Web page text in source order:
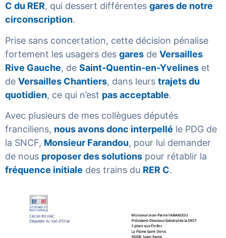
C du RER, qui dessert différentes gares de notre
circonscription.
Prise sans concertation, cette décision pénalise
fortement les usagers des gares de Versailles
Rive Gauche, de Saint-Quentin-en-Yvelines et
de Versailles Chantiers, dans leurs trajets du
quotidien, ce qui n’est pas acceptable.
Avec plusieurs de mes collègues députés
franciliens, nous avons donc interpellé le PDG de
la SNCF, Monsieur Farandou, pour lui demander
de nous proposer des solutions pour rétablir la
fréquence initiale des trains du RER C.